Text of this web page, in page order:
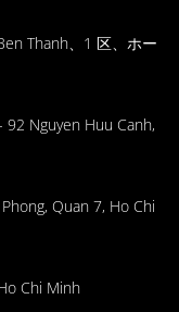
Thanh、1 区、ホー
92 Nguyen Huu Canh,
Quan 7, Ho Chi
Chi Minh